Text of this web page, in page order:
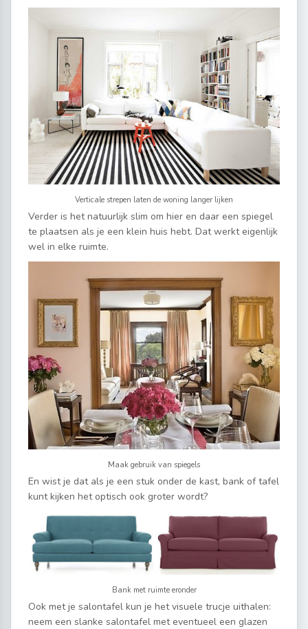
Verticale strepen laten de woning langer lijken
Verder is het natuurlijk slim om hier en daar een spiegel
te plaatsen als je een klein huis hebt. Dat werkt eigenlijk
wel in elke ruimte.
Maak gebruik van spiegels
En wist je dat als je een stuk onder de kast, bank of tafel
kunt kijken het optisch ook groter wordt?
Bank met ruimte eronder
Ook met je salontafel kun je het visuele trucje uithalen:
neem een slanke salontafel met eventueel een glazen